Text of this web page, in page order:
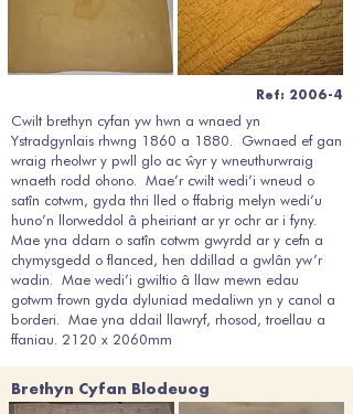
Ref: 2006-4
Cwilt brethyn cyfan yw hwn a wnaed yn
Ystradgynlais rhwng 1860 a 1880. Gwnaed ef gan
wraig rheolwr y pwll glo ac ŵyr y wneuthurwraig
wnaeth rodd ohono. Mae’r cwilt wedi’i wneud o
satîn cotwm, gyda thri lled o ffabrig melyn wedi’u
huno’n llorweddol â pheiriant ar yr ochr ar i fyny.
Mae yna ddarn o satîn cotwm gwyrdd ar y cefn a
chymysgedd o flanced, hen ddillad a gwlân yw’r
wadin. Mae wedi’i gwiltio â llaw mewn edau
gotwm frown gyda dyluniad medaliwn yn y canol a
borderi. Mae yna ddail llawryf, rhosod, troellau a
ffaniau. 2120 x 2060mm
Brethyn Cyfan Blodeuog